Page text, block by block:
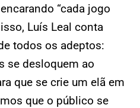
“cada jogo
Luís Leal conta
todos os adeptos:
se desloquem ao
que se crie um elã em
que o público se